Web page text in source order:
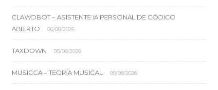
CLAWDBOT – ASISTENTE IA PERSONAL DE CÓDIGO
ABIERTO
06/08/2026
TAXDOWN 05/08/2026
MUSICCA – TEORÍA MUSICAL 05/08/2026